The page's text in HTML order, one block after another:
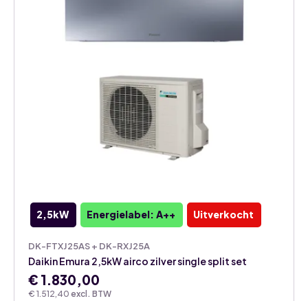
2,5kW Energielabel: A++ Uitverkocht
DK-FTXJ25AS + DK-RXJ25A
€ 1.512,40 excl. BTW
Daikin Emura 2,5kW airco zilver single split set
€ 1.830,00